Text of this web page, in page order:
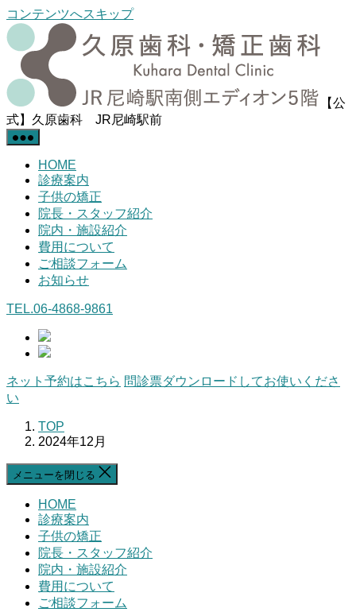
コンテンツへスキップ
【公
式】久原歯科 JR尼崎駅前
HOME
診療案内
子供の矯正
院長・スタッフ紹介
院内・施設紹介
費用について
ご相談フォーム
お知らせ
TEL.06-4868-9861
ネット予約はこちら 問診票ダウンロードしてお使いくださ
い
TOP
2024年12月
メニューを閉じる
HOME
診療案内
子供の矯正
院長・スタッフ紹介
院内・施設紹介
費用について
ご相談フォーム